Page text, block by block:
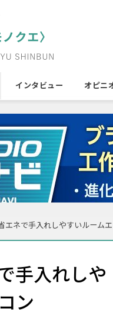
インタビュー オピニ
エネで手入れしやすいルーム
手入れしや
ン